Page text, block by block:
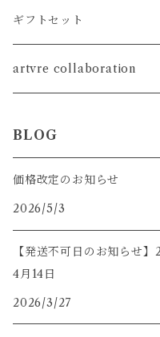
SET
茶壺
茶荷
茶通・茶匙・茶挟・茶則
ギフトセット
artvre collaboration
BLOG
価格改定のお知らせ
2026/5/3
【発送不可日のお知らせ
4月14日
2026/3/27